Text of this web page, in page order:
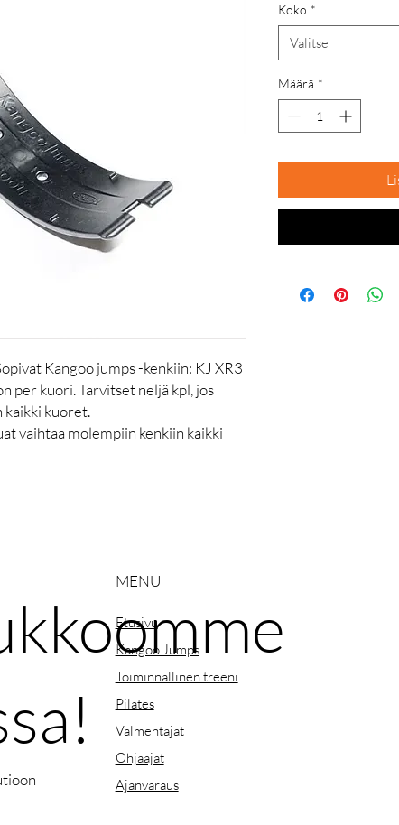
Kangoo jumps -kenkiin: KJ XR3
per kuori. Tarvitset neljä kpl, jos
kaikki kuoret.
vaihtaa molempiin kenkiin kaikki
Koko *
Valitse
Määrä *
MENU
Etusivu
Kangoo Jumps
Toiminnallinen treeni
Pilates
Valmentajat
Ohjaajat
Ajanvaraus